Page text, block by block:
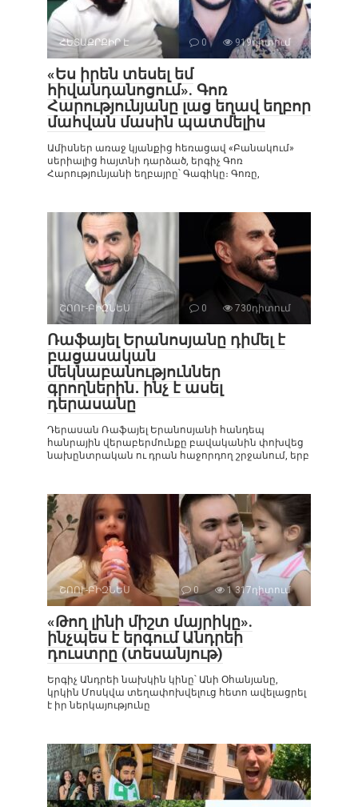
ՀԵՏԱՔՐՔԻՐ Է 0 919դիտում
«Ես իրեն տեսել եմ
հիվանդանոցում». Գոռ
Հարությունյանը լաց եղավ եղբոր
մահվան մասին պատմելիս
Ամիսներ առաջ կյանքից հեռացավ «Բանակում»
սերիալից հայտնի դարձած, երգիչ Գոռ
Հարությունյանի եղբայրը՝ Գագիկը։ Գոռը,
ՇՈՈՒ-ԲԻԶՆԵՍ 0 730դիտում
Ռաֆայել Երանոսյանը դիմել է
բացասական
մեկնաբանություններ
գրողներին․ ինչ է ասել
դերասանը
Դերասան Ռաֆայել Երանոսյանի հանդեպ
հանրային վերաբերմունքը բավականին փոխվեց
նախընտրական ու դրան հաջորդող շրջանում, երբ
ՇՈՈՒ-ԲԻԶՆԵՍ 0 1 317դիտում
«Թող լինի միշտ մայրիկը».
ինչպես է երգում Անդրեի
դուստրը (տեսանյութ)
Երգիչ Անդրեի նախկին կինը՝ Անի Օհանյանը,
կրկին Մոսկվա տեղափոխվելուց հետո ավելացրել
է իր ներկայությունը